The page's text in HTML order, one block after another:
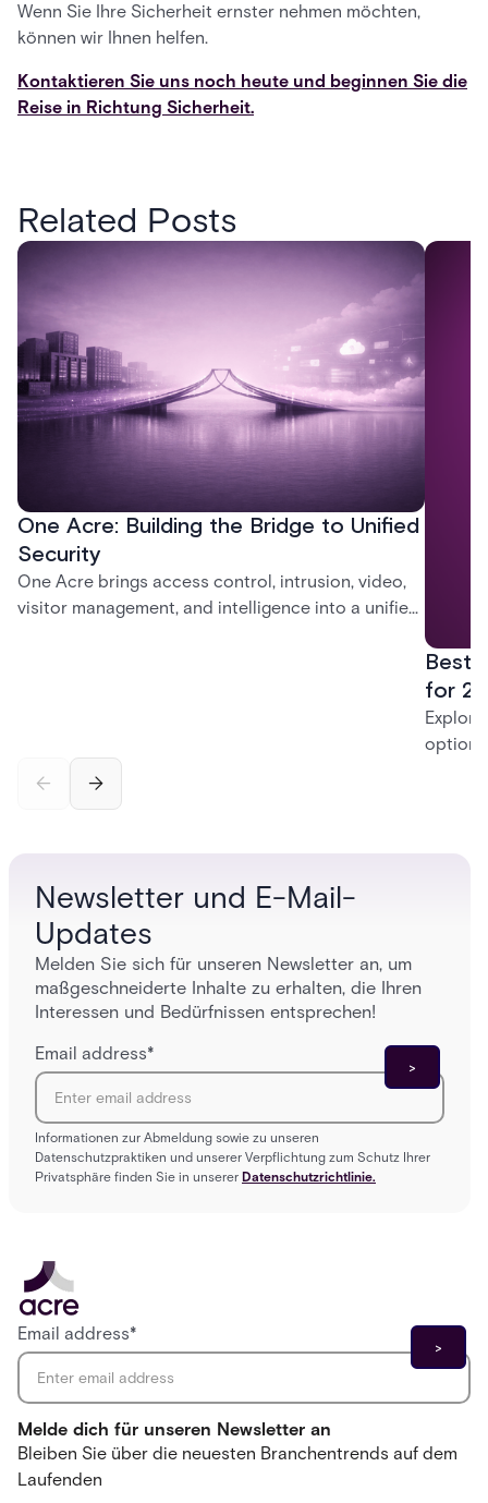
Wenn Sie Ihre Sicherheit ernster nehmen möchten,
können wir Ihnen helfen.
Kontaktieren Sie uns noch heute und beginnen Sie die
Reise in Richtung Sicherheit.
Related Posts
One Acre: Building the Bridge to Unified
Security
One Acre brings access control, intrusion, video,
visitor management, and intelligence into a unified
Best
for
Newsletter und E-Mail-
Updates
Melden Sie sich für unseren Newsletter an, um
maßgeschneiderte Inhalte zu erhalten, die Ihren
Interessen und Bedürfnissen entsprechen!
Email address*
Informationen zur Abmeldung sowie zu unseren
Datenschutzpraktiken und unserer Verpflichtung zum Schutz Ihrer
Privatsphäre finden Sie in unserer Datenschutzrichtlinie.
Melde dich für unseren Newsletter an
Bleiben Sie über die neuesten Branchentrends auf dem
Laufenden
Email address*